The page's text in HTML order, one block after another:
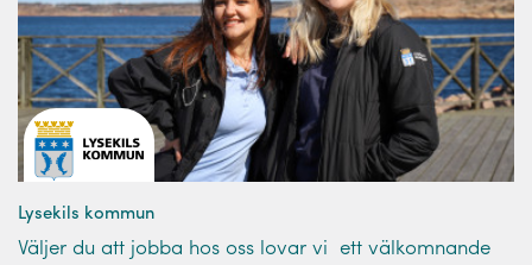
Lysekils kommun
Väljer du att jobba hos oss lovar vi ett välkomnande